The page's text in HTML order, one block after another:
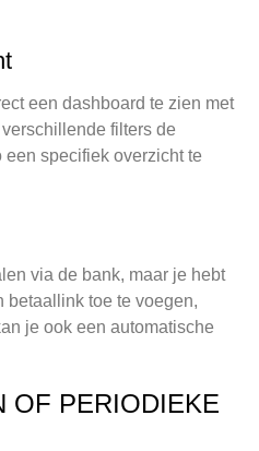
een dashboard te zien met
filters de
specifiek overzicht te
via de bank, maar je hebt
betaallink toe te voegen,
je ook een automatische
OF PERIODIEKE